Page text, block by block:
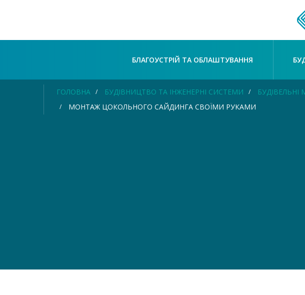
БЛАГОУСТРІЙ ТА ОБЛАШТУВАННЯ
ГОЛОВНА БУДІВНИЦТВО ТА ІНЖЕНЕРНІ СИСТЕМИ БУДІВЕЛЬНІ
МОНТАЖ ЦОКОЛЬНОГО САЙДИНГА СВОЇМИ РУКАМИ